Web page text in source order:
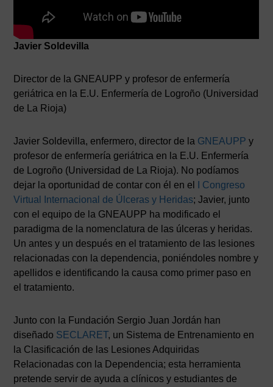
Javier Soldevilla
Director de la GNEAUPP y profesor de enfermería
geriátrica en la E.U. Enfermería de Logroño (Universidad
de La Rioja)
Javier Soldevilla, enfermero, director de la GNEAUPP y
profesor de enfermería geriátrica en la E.U. Enfermería
de Logroño (Universidad de La Rioja). No podíamos
dejar la oportunidad de contar con él en el
I Congreso
Virtual Internacional de Úlceras y Heridas; Javier, junto
con el equipo de la GNEAUPP ha modificado el
paradigma de la nomenclatura de las úlceras y heridas.
Un antes y un después en el tratamiento de las lesiones
relacionadas con la dependencia, poniéndoles nombre y
apellidos e identificando la causa como primer paso en
el tratamiento.
Junto con la Fundación Sergio Juan Jordán han
diseñado SECLARET, un Sistema de Entrenamiento en
la Clasificación de las Lesiones Adquiridas
Relacionadas con la Dependencia; esta herramienta
pretende servir de ayuda a clínicos y estudiantes de